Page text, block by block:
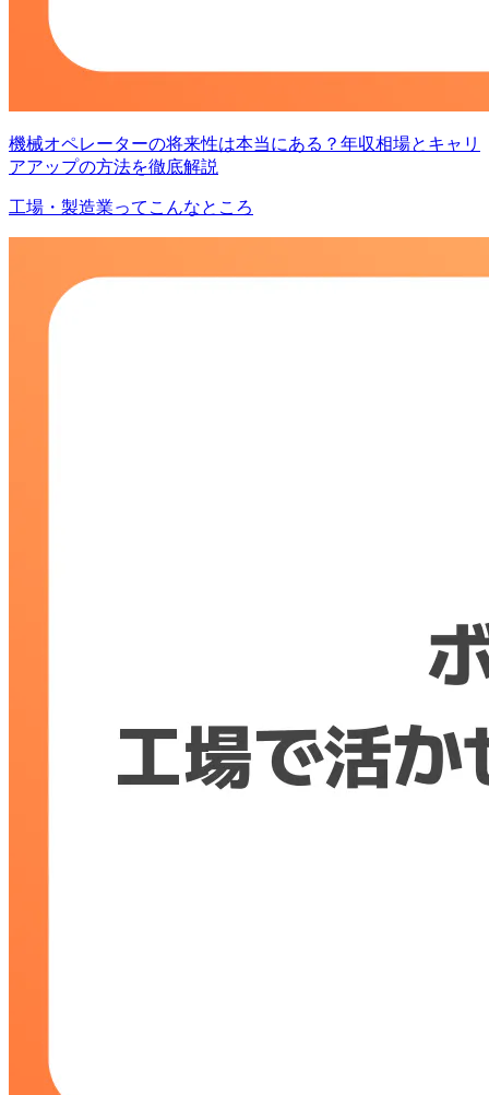
機械オペレーターの将来性は本当にある？年収相場とキャリ
アアップの方法を徹底解説
工場・製造業ってこんなところ